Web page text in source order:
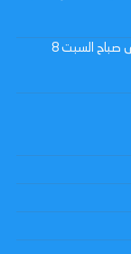
عدن : مستجدات كهرباء عدن حتى صباح السبت 8